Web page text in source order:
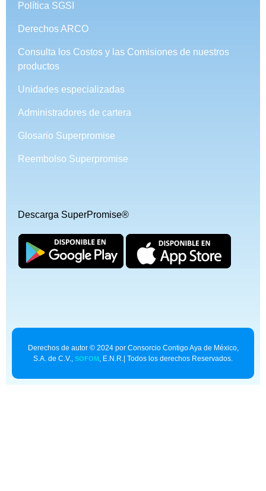
Política SGSI
Derechos ARCO
Consulta los Costos y las Comisiones de nuestros
productos
Unidades especializadas
Administradores de cartera
Glosario Superpromise
Reembolso Superpromise
Descarga SuperPromise®
Derechos de autor © 2024 por Consorcio Contigo Aya de México,
S.A. de C.V., SOFOM , E.N.R.| Todos los derechos Reservados.